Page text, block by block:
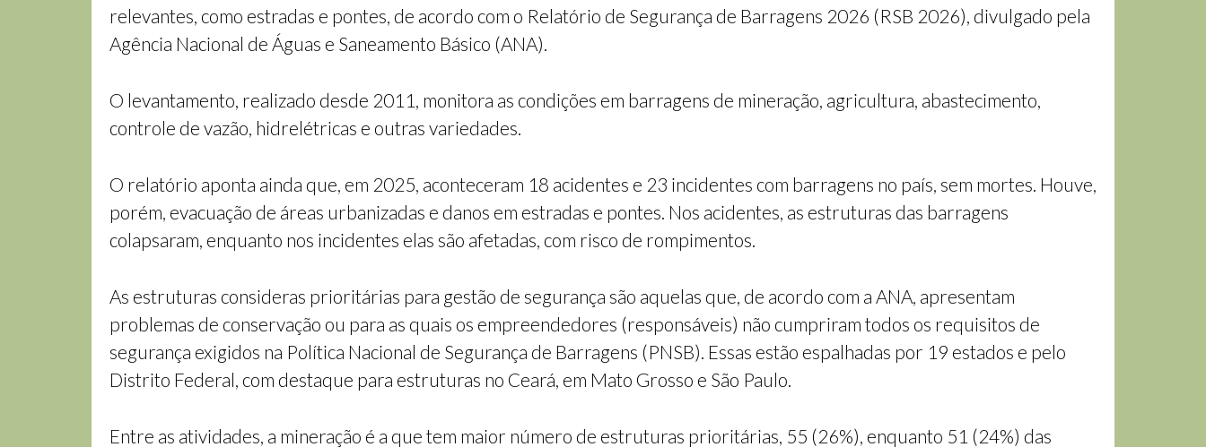
relevantes, como estradas e pontes, de acordo com o Relatório de Segurança de Barragens 2026 (RSB 2026), divulgado pela
Agência Nacional de Águas e Saneamento Básico (ANA).
O levantamento, realizado desde 2011, monitora as condições em barragens de mineração, agricultura, abastecimento,
controle de vazão, hidrelétricas e outras variedades.
O relatório aponta ainda que, em 2025, aconteceram 18 acidentes e 23 incidentes com barragens no país, sem mortes. Houve,
porém, evacuação de áreas urbanizadas e danos em estradas e pontes. Nos acidentes, as estruturas das barragens
colapsaram, enquanto nos incidentes elas são afetadas, com risco de rompimentos.
As estruturas consideras prioritárias para gestão de segurança são aquelas que, de acordo com a ANA, apresentam
problemas de conservação ou para as quais os empreendedores (responsáveis) não cumpriram todos os requisitos de
segurança exigidos na Política Nacional de Segurança de Barragens (PNSB). Essas estão espalhadas por 19 estados e pelo
Distrito Federal, com destaque para estruturas no Ceará, em Mato Grosso e São Paulo.
Entre as atividades, a mineração é a que tem maior número de estruturas prioritárias, 55 (26%), enquanto 51 (24%) das